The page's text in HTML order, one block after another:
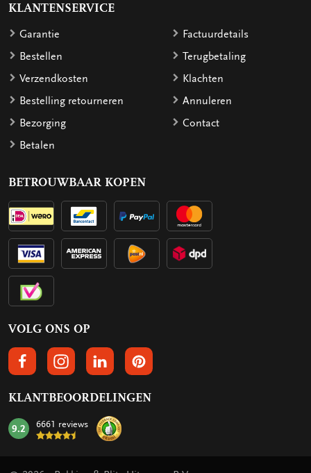
KLANTENSERVICE
Garantie
Bestellen
Verzendkosten
Bestelling retourneren
Bezorging
Betalen
Factuurdetails
Terugbetaling
Klachten
Annuleren
Contact
BETROUWBAAR KOPEN
VOLG ONS OP
VOLGS ONS OP FACEBOOK
VOLG ONS OP INSTAGRAM
VOLG ONS OP LINKEDIN
VOLG ONS OP PINTEREST
KLANTBEOORDELINGEN
mark:
9.2 6661 reviews